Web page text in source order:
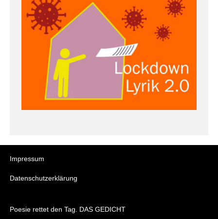
Impressum
Datenschutzerklärung
Poesie rettet den Tag. DAS GEDICHT